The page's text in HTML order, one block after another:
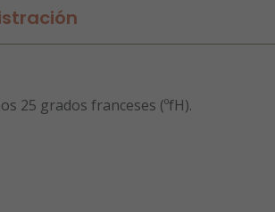
25 grados franceses (ºfH).